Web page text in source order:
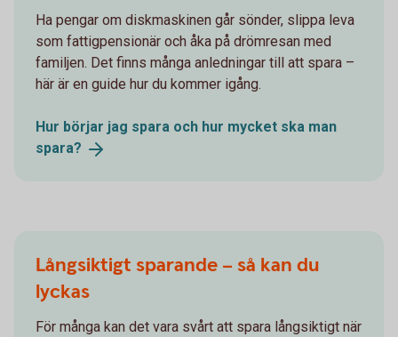
Ha pengar om diskmaskinen går sönder, slippa leva
som fattigpensionär och åka på drömresan med
familjen. Det finns många anledningar till att spara –
här är en guide hur du kommer igång.
Hur börjar jag spara och hur mycket ska man
spara?
Långsiktigt sparande – så kan du
lyckas
För många kan det vara svårt att spara långsiktigt när